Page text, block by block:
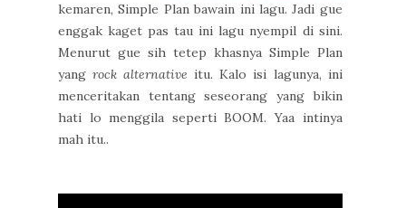
kemaren, Simple Plan bawain ini lagu. Jadi gue
enggak kaget pas tau ini lagu nyempil di sini.
Menurut gue sih tetep khasnya Simple Plan
yangrock alternativeitu. Kalo isi lagunya, ini
menceritakan tentang seseorang yang bikin
hati lo menggila seperti BOOM. Yaa intinya
mah itu..